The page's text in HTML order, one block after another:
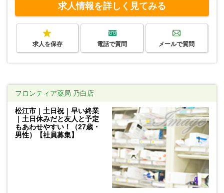
求人情報を詳しく見てみる
求人を保存 電話で質問 メールで質問
フロンティア薬局 乃白店
松江市｜土日祝｜早い終業
｜土日休みだと友人と予定
もあわせやすい！（27歳・
男性）【社員募集】